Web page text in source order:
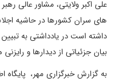
علی اکبر ولایتی، مشاور عالی
های سران کشورها در حاشیه
داشته است در یادداشتی به
بیان جزئیاتی از دیدارها و
به گزارش خبرگزاری مهر، پایگاه